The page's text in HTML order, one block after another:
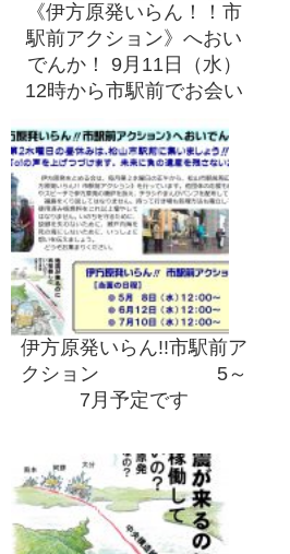
《伊方原発いらん！！市
駅前アクション》へおい
でんか！ 9月11日（水）
12時から市駅前でお会い
伊方原発いらん!!市駅前ア
クション 5～
7月予定です